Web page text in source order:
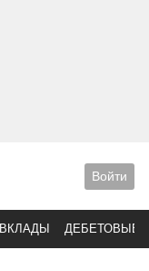
Войти
ВКЛАДЫ ДЕБЕТОВЫЕ